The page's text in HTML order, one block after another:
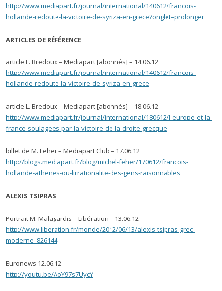
http://www.mediapart.fr/journal/international/140612/francois-
hollande-redoute-la-victoire-de-syriza-en-grece?onglet=prolonger
ARTICLES DE RÉFÉRENCE
article L. Bredoux – Mediapart [abonnés] – 14.06.12
http://www.mediapart.fr/journal/international/140612/francois-
hollande-redoute-la-victoire-de-syriza-en-grece
article L. Bredoux – Mediapart [abonnés] – 18.06.12
http://www.mediapart.fr/journal/international/180612/l-europe-et-la-
france-soulagees-par-la-victoire-de-la-droite-grecque
billet de M. Feher – Mediapart Club – 17.06.12
http://blogs.mediapart.fr/blog/michel-feher/170612/francois-
hollande-athenes-ou-lirrationalite-des-gens-raisonnables
ALEXIS TSIPRAS
Portrait M. Malagardis – Libération – 13.06.12
http://www.liberation.fr/monde/2012/06/13/alexis-tsipras-grec-
moderne_826144
Euronews 12.06.12
http://youtu.be/AoY97s7UycY